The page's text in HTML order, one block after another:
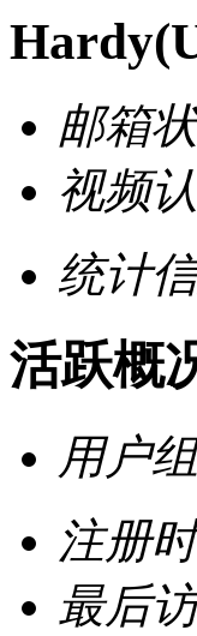
Hardy
邮箱
视频
统计
活跃概
用户
注册
最后